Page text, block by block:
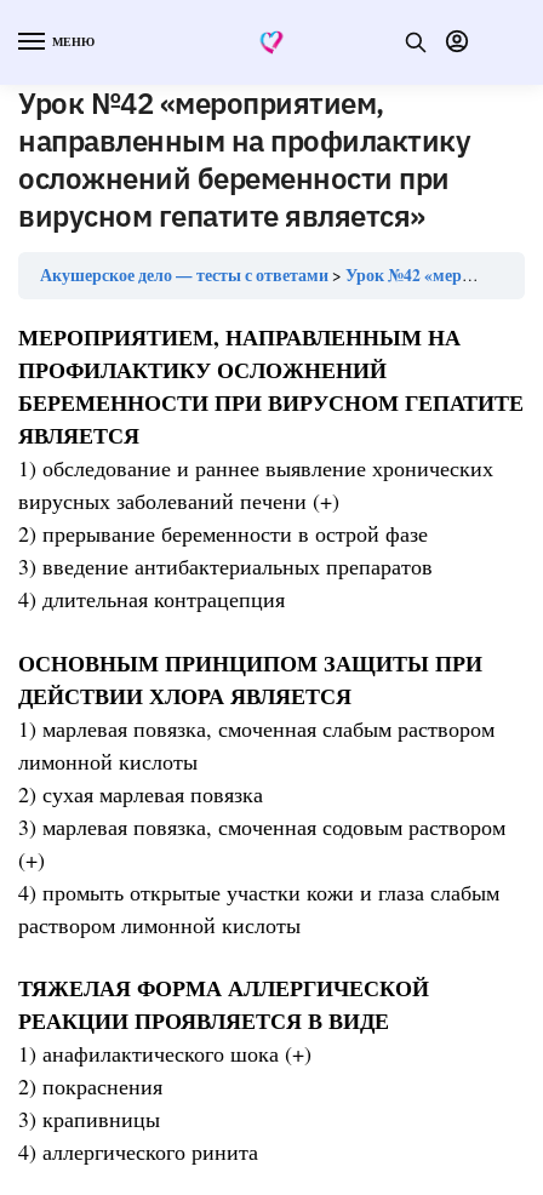
МЕНЮ
Урок №42 «мероприятием,
направленным на профилактику
осложнений беременности при
вирусном гепатите является»
Акушерское дело — тесты с ответами Урок №42 «мероприятием, направленным на профилактику осложнений беременности при вирусном гепатите является»
МЕРОПРИЯТИЕМ, НАПРАВЛЕННЫМ НА
ПРОФИЛАКТИКУ ОСЛОЖНЕНИЙ
БЕРЕМЕННОСТИ ПРИ ВИРУСНОМ ГЕПАТИТЕ
ЯВЛЯЕТСЯ
1) обследование и раннее выявление хронических
вирусных заболеваний печени (+)
2) прерывание беременности в острой фазе
3) введение антибактериальных препаратов
4) длительная контрацепция
ОСНОВНЫМ ПРИНЦИПОМ ЗАЩИТЫ ПРИ
ДЕЙСТВИИ ХЛОРА ЯВЛЯЕТСЯ
1) марлевая повязка, смоченная слабым раствором
лимонной кислоты
2) сухая марлевая повязка
3) марлевая повязка, смоченная содовым раствором
(+)
4) промыть открытые участки кожи и глаза слабым
раствором лимонной кислоты
ТЯЖЕЛАЯ ФОРМА АЛЛЕРГИЧЕСКОЙ
РЕАКЦИИ ПРОЯВЛЯЕТСЯ В ВИДЕ
1) анафилактического шока (+)
2) покраснения
3) крапивницы
4) аллергического ринита